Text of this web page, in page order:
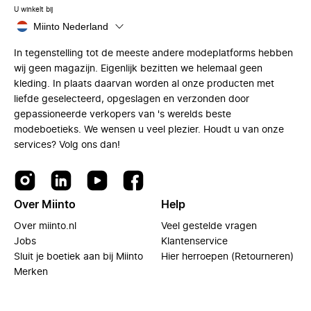
U winkelt bij
Miinto Nederland
In tegenstelling tot de meeste andere modeplatforms hebben
wij geen magazijn. Eigenlijk bezitten we helemaal geen
kleding. In plaats daarvan worden al onze producten met
liefde geselecteerd, opgeslagen en verzonden door
gepassioneerde verkopers van 's werelds beste
modeboetieks. We wensen u veel plezier. Houdt u van onze
services? Volg ons dan!
Over Miinto
Over miinto.nl
Jobs
Sluit je boetiek aan bij Miinto
Merken
Help
Veel gestelde vragen
Klantenservice
Hier herroepen (Retourneren)